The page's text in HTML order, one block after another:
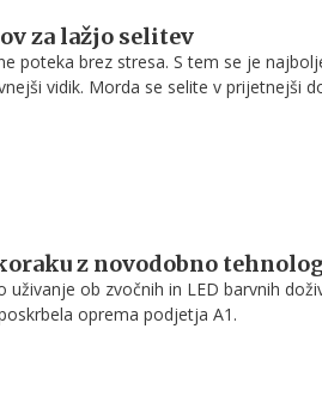
za lažjo selitev
poteka brez stresa. S tem se je
vidik. Morda se selite v prijetnejši
z novodobno
uživanje ob zvočnih in LED barvnih
oprema podjetja A1.